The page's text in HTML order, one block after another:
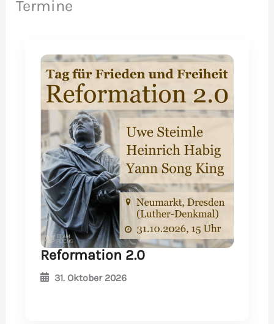
Termine
Reformation 2.0
31. Oktober 2026